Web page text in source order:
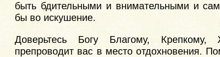
быть бдительными и внимательными и
бы во искушение.
Доверьтесь Богу Благому,
препроводит вас в место отдохновения.